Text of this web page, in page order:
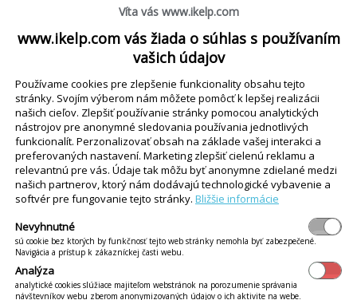
v zmysle aktuálne platného cenníka služieb,
www.ikelp-pokladna.sk/go?key=pokladna.cennik
pre
ako 14 dní, poskytovateľ má právo ukončiť
ktoré vznikli v príčinnej súvislosti s ukončením
a iKelp Pokladňa
vždy dostupná. Vyvýja však maximálne technické úsilie,
a iKelp Pokladňa je potrebné internetové pripojenie,
ktorých špecifikácia je uvedené na stránkach
požiadavkách. Tieto požiadavky sa môžu meniť v
aplikujú pravidlá pre férové využívanie služby (FUP = fair
prevádzky, kde hlavným kritériom sú základné hodnoty
dokladov/rok, 100 otvorených aktívnych objednávok (9
položiek, 50 tovarových kategórií, 3000 aktívnych
Víta vás www.ikelp.com
www.ikelp.com vás žiada o súhlas s používaním
vašich údajov
Používame cookies pre zlepšenie funkcionality obsahu tejto
stránky. Svojím výberom nám môžete pomôcť k lepšej realizácii
našich cieľov. Zlepšiť používanie stránky pomocou analytických
nástrojov pre anonymné sledovania používania jednotlivých
funkcionalít. Perzonalizovať obsah na základe vašej interakci a
preferovaných nastavení. Marketing zlepšiť cielenú reklamu a
relevantnú pre vás. Údaje tak môžu byť anonymne zdielané medzi
našich partnerov, ktorý nám dodávajú technologické vybavenie a
softvér pre fungovanie tejto stránky. Bližšie informácie
Nevyhnutné
sú cookie bez ktorých by funkčnosť tejto web stránky nemohla byť zabezpečené.
Navigácia a prístup k zákazníckej časti webu.
Analýza
analytické cookies slúžiace majiteľom webstránok na porozumenie správania
návštevníkov webu zberom anonymizovaných údajov o ich aktivite na webe.